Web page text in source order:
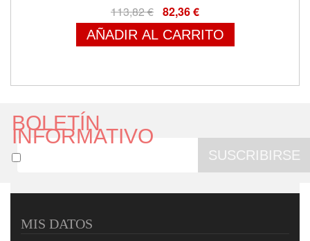
113,82 € 82,36 €
AÑADIR AL CARRITO
BOLETÍN
INFORMATIVO
SUSCRIBIRSE
MIS DATOS